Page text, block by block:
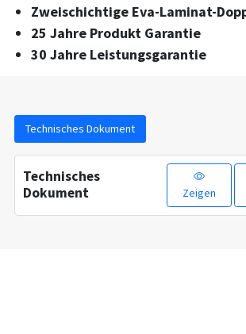
Zweischichtige Eva-Laminat-
25 Jahre Produkt Garantie
30 Jahre Leistungsgarantie
Technisches Dokument
Technisches
Dokument
Zeigen